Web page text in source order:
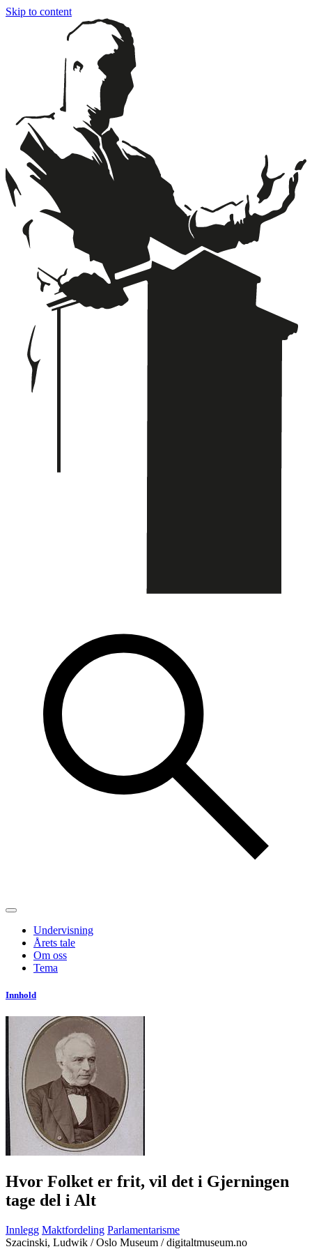
Skip to content
Undervisning
Årets tale
Om oss
Tema
Innhold
Hvor Folket er frit, vil det i Gjerningen
tage del i Alt
Innlegg Maktfordeling Parlamentarisme
Szacinski, Ludwik / Oslo Museum / digitaltmuseum.no